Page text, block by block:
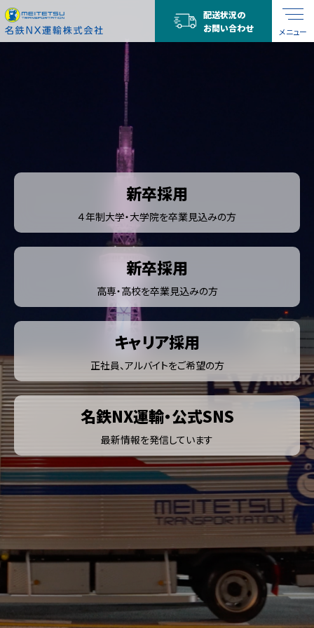
メニュー
配送状況の
お問い合わせ
TOP 採用情報
新卒採用
４年制大学・大学院を卒業見込みの方
新卒採用
高専・高校を卒業見込みの方
キャリア採用
正社員、アルバイトをご希望の方
名鉄NX運輸・公式SNS
最新情報を発信しています